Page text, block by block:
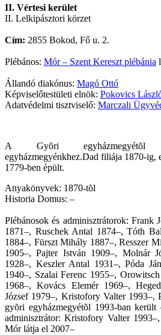
II. Vértesi kerület
II. Lelkipásztori körzet
Cím: 2855 Bokod, Fő u. 2.
Plébános: Mór – Szent Kereszt plébánia
Állandó diakónus: Magó Ottó
Képviselőtestületi elnök: Pokovics
Adatvédelmi tisztviselő: Marczali
A Gyõri egyházmegyétõl
egyházmegyénkhez.Dad filiája 1870-ig,
1779-ben épült.
Anyakönyvek: 1870-tõl
Historia Domus: –
Plébánosok és adminisztrátorok: Frank
1871–, Ruschek Antal 1874–, Tóth
1884–, Fürszt Mihály 1887–, Resszer
1905–, Pajter István 1909–, Molnár
1928–, Keszler Antal 1931–, Póda
1940–, Szalai Ferenc 1955–,
1968–, Kovács Elemér 1969–,
József 1979–, Kristofory Valter 1993–,
gyõri egyházmegyétõl 1993-ban került
adminisztrátor: Kristofory Valter
Mór látja el 2007–